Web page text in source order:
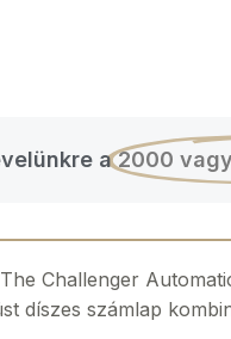
a2000
Challenger
díszes számlap